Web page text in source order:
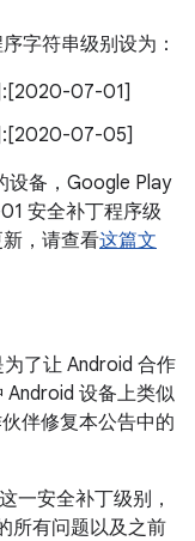
字符串级别设为：
07-01]
07-05]
设备，Google Play
安全补丁程序级
，请查看这篇文
了让 Android 合作
Android 设备上类似
伴修复本公告中的
一安全补丁级别，
所有问题以及之前